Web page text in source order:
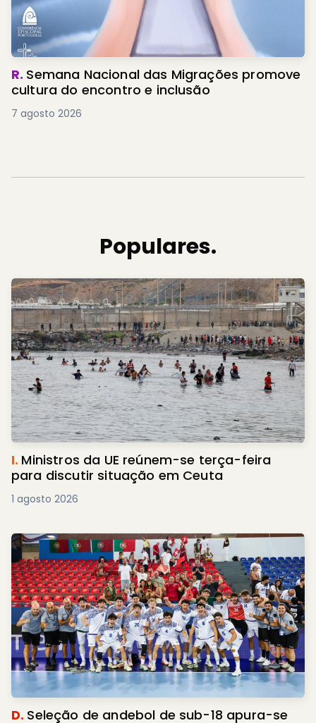
R. Semana Nacional das Migrações promove
cultura do encontro e inclusão
7 agosto 2026
Populares.
I. Ministros da UE reúnem-se terça-feira
para discutir situação em Ceuta
1 agosto 2026
D. Seleção de andebol de sub-18 apura-se